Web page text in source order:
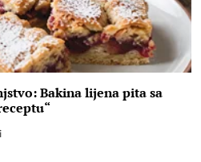
Bakina lijena pita sa